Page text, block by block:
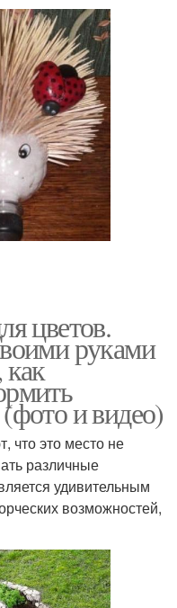
цветов.
руками
и видео)
что это место не
различные
удивительным
возможностей,